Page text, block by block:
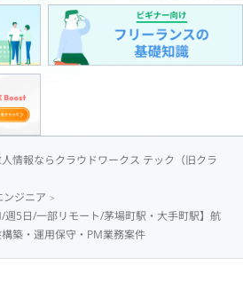
情報ならクラウドワークス テック（旧クラ
ンジニア
週5日/一部リモート/茅場町駅・大手町駅】航
築・運用保守・PM業務案件